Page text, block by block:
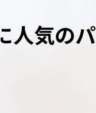
人気のパ